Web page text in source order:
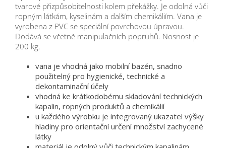
tvarové přizpůsobitelnosti kolem překážky. Je odolná vůči
ropným látkám, kyselinám a dalším chemikáliím. Vana je
vyrobena z PVC se speciální povrchovou úpravou.
Dodává se včetně manipulačních popruhů. Nosnost je
200 kg.
vana je vhodná jako mobilní bazén, snadno
použitelný pro hygienické, technické a
dekontaminační účely
vhodná ke krátkodobému skladování technických
kapalin, ropných produktů a chemikálií
u každého výrobku je integrovaný ukazatel výšky
hladiny pro orientační určení množství zachycené
látky